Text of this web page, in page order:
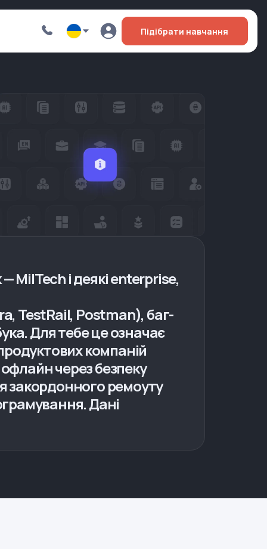
Підібрати навчання
MilTech і деякі enterprise,
TestRail, Postman), баг-
Для тебе це означає
компаній
через безпеку
закордонного ремоуту
Дані